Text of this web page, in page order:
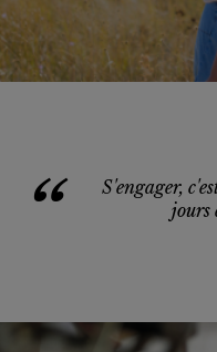
“ S'engager,
jours